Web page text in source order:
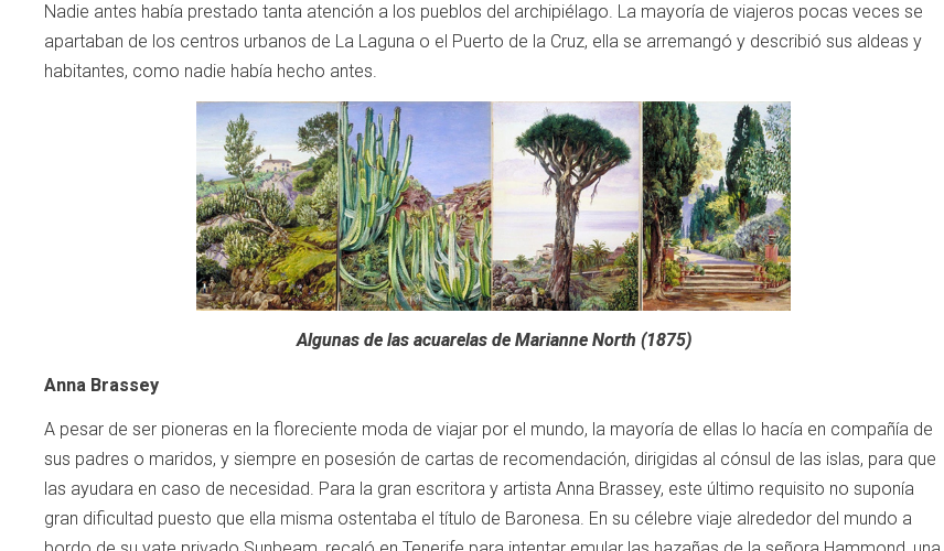
Nadie antes había prestado tanta atención a los pueblos del archipiélago. La mayoría de viajeros pocas veces se
apartaban de los centros urbanos de La Laguna o el Puerto de la Cruz, ella se arremangó y describió sus aldeas y
habitantes, como nadie había hecho antes.
Algunas de las acuarelas de Marianne North (1875)
Anna Brassey
A pesar de ser pioneras en la floreciente moda de viajar por el mundo, la mayoría de ellas lo hacía en compañía de
sus padres o maridos, y siempre en posesión de cartas de recomendación, dirigidas al cónsul de las islas, para que
las ayudara en caso de necesidad. Para la gran escritora y artista Anna Brassey, este último requisito no suponía
gran dificultad puesto que ella misma ostentaba el título de Baronesa. En su célebre viaje alrededor del mundo a